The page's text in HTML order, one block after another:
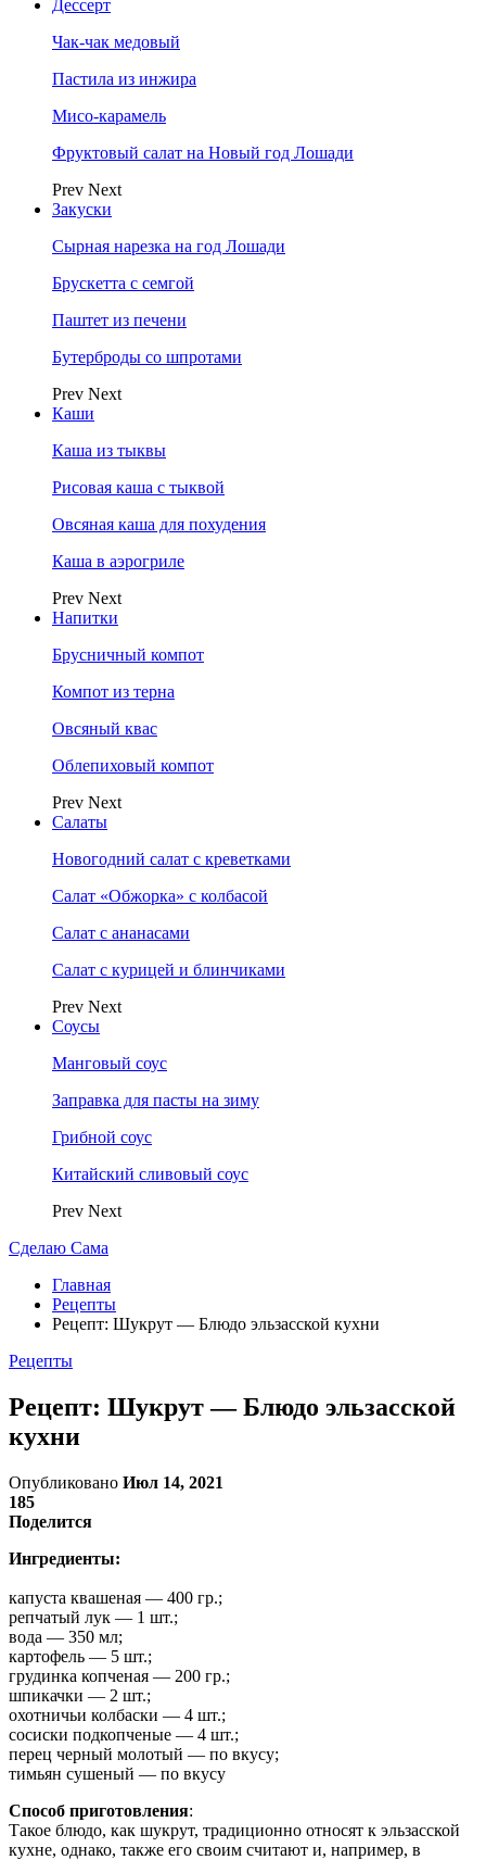
Дессерт
Чак-чак медовый
Пастила из инжира
Мисо-карамель
Фруктовый салат на Новый год Лошади
Prev Next
Закуски
Сырная нарезка на год Лошади
Брускетта с семгой
Паштет из печени
Бутерброды со шпротами
Prev Next
Каши
Каша из тыквы
Рисовая каша с тыквой
Овсяная каша для похудения
Каша в аэрогриле
Prev Next
Напитки
Брусничный компот
Компот из терна
Овсяный квас
Облепиховый компот
Prev Next
Салаты
Новогодний салат с креветками
Салат «Обжорка» с колбасой
Салат с ананасами
Салат с курицей и блинчиками
Prev Next
Соусы
Манговый соус
Заправка для пасты на зиму
Грибной соус
Китайский сливовый соус
Prev Next
Сделаю Сама
Главная
Рецепты
Рецепт: Шукрут — Блюдо эльзасской кухни
Рецепты
Рецепт: Шукрут — Блюдо эльзасской
кухни
Опубликовано Июл 14, 2021
185
Поделится
Ингредиенты:
капуста квашеная — 400 гр.;
репчатый лук — 1 шт.;
вода — 350 мл;
картофель — 5 шт.;
грудинка копченая — 200 гр.;
шпикачки — 2 шт.;
охотничьи колбаски — 4 шт.;
сосиски подкопченые — 4 шт.;
перец черный молотый — по вкусу;
тимьян сушеный — по вкусу
Способ приготовления:
Такое блюдо, как шукрут, традиционно относят к эльзасской
кухне, однако, также его своим считают и, например, в